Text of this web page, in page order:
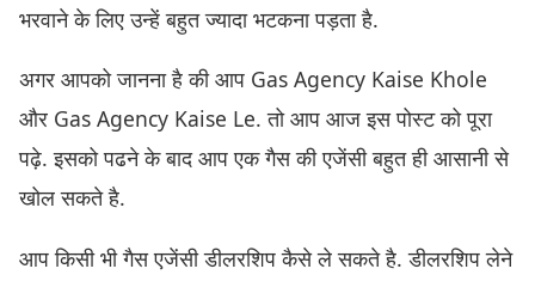
भरवाने के लिए उन्हें बहुत ज्यादा भटकना पड़ता है.
अगर आपको जानना है की आप Gas Agency Kaise Khole
और Gas Agency Kaise Le. तो आप आज इस पोस्ट को पूरा
पढ़े. इसको पढने के बाद आप एक गैस की एजेंसी बहुत ही आसानी से
खोल सकते है.
आप किसी भी गैस एजेंसी डीलरशिप कैसे ले सकते है. डीलरशिप लेने